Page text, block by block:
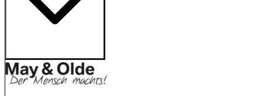
Karte wird geladen...
Route anzeigen